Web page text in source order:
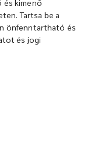
és kimenő
Tartsa be a
önfenntartható és
és jogi